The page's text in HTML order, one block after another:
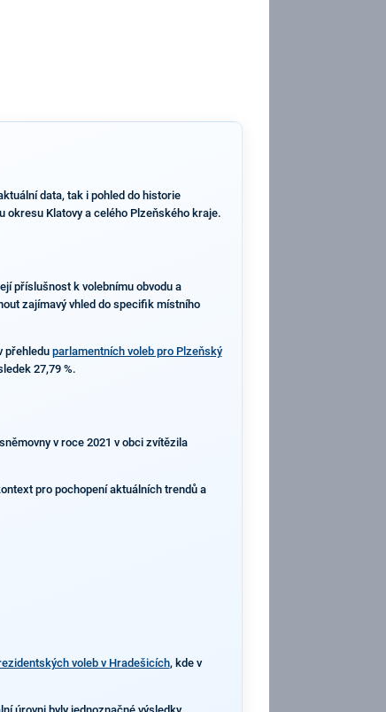
data, tak i pohled do historie
Klatovy a celého Plzeňského kraje.
příslušnost k volebnímu obvodu a
zajímavý vhled do specifik místního
přehledu parlamentních voleb pro Plzeňský
27,79 %.
v roce 2021 v obci zvítězila
pro pochopení aktuálních trendů a
voleb v Hradešicích, kde v